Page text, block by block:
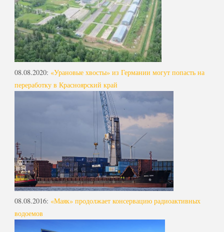
08.08.2020: «Урановые хвосты» из Германии могут попасть на
переработку в Красноярский край
08.08.2016: «Маяк» продолжает консервацию радиоактивных
водоемов